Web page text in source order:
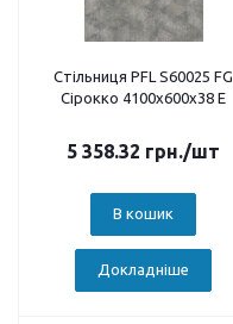
Стільниця PFL S60025 FG
Сірокко 4100х600х38 E
5 358.32 грн./шт
В кошик
Докладніше